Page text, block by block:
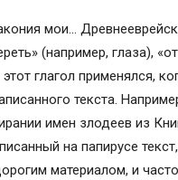
мои…
(например, глаза),
глагол применялся,
текста.
имен злодеев из
на папирусе
материалом, и